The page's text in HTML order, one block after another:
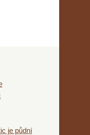
je půdní